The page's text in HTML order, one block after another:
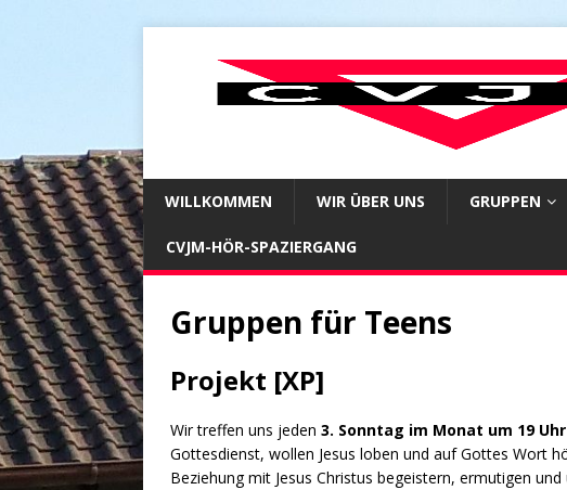
WILLKOMMEN WIR ÜBER UNS GRUPPEN
CVJM-HÖR-SPAZIERGANG
Gruppen für Teens
Projekt [XP]
Wir treffen uns jeden 3. Sonntag im Monat um 19 Uhr
Gottesdienst, wollen Jesus loben und auf Gottes Wort
Beziehung mit Jesus Christus begeistern, ermutigen